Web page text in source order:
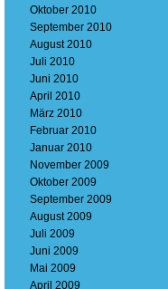
Oktober 2010
September 2010
August 2010
Juli 2010
Juni 2010
April 2010
März 2010
Februar 2010
Januar 2010
November 2009
Oktober 2009
September 2009
August 2009
Juli 2009
Juni 2009
Mai 2009
April 2009